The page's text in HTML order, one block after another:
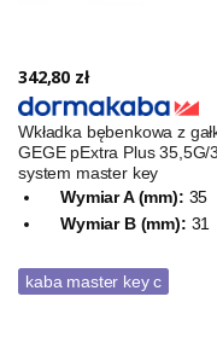
342,80 zł
Wkładka bębenkowa z
GEGE pExtra Plus 35,5G/
system master key
Wymiar A (mm): 35
Wymiar B (mm): 31
kaba master key c